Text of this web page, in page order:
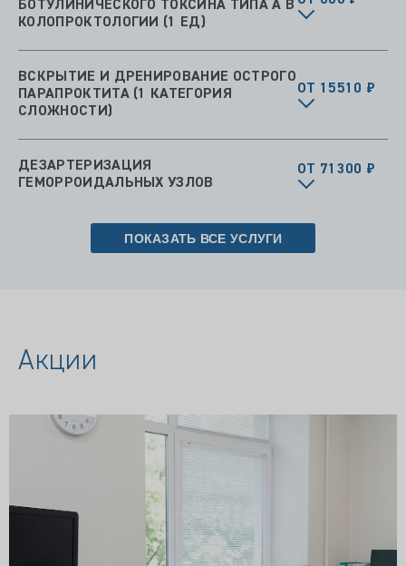
БОТУЛИНИЧЕСКОГО ТОКСИНА ТИПА А В
КОЛОПРОКТОЛОГИИ (1 ЕД)
ВСКРЫТИЕ И ДРЕНИРОВАНИЕ ОСТРОГО
ПАРАПРОКТИТА (1 КАТЕГОРИЯ
СЛОЖНОСТИ)
ОТ 15510 ₽
ДЕЗАРТЕРИЗАЦИЯ
ГЕМОРРОИДАЛЬНЫХ УЗЛОВ
ОТ 71300 ₽
ПОКАЗАТЬ ВСЕ УСЛУГИ
Акции